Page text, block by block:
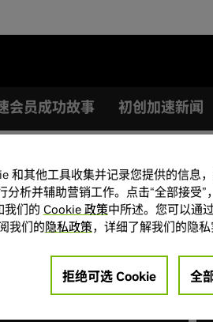
会员成功故事 初创加速新闻
和其他工具收集并记录您提供的信息
析并辅助营销工作。点击“全部接受”
我们的 Cookie 政策中所述。您可以通
我们的隐私政策，详细了解我们的隐私
拒绝可选 Cookie 全